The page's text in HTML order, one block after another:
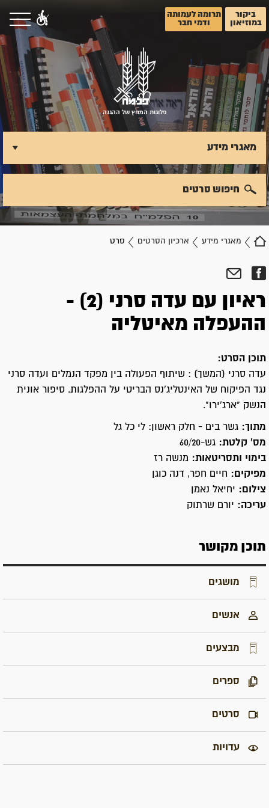
ביקור
במוזיאון
תרומה לעמותה
ודמי חבר
פלוגות המחץ של ההגנה
מאגרי מידע ארכיון הסרטים סרט
מאגרי מידע
חיפוש סרטים
ראיון עם עדה סרני (2) -
ההעפלה מאיטליה
תוכן הסרט:
עדה סרני (המשך) : שיתוף הפעולה בין מפקד הנמלים ועדה סרני
נגד הפיקוח של האינטליג'נס הבריטי על ההפלגות. סיפור אונית
הנשק "ארג'ירו".
מתוך: גשר בים - חלק ראשון: לי כל גל
מס' קלטת: גש-60/20
בימוי ותסריטאות: מנשה רז
מפיקים: חיים חפר, דנה כוגן
צילום: יחיאל נאמן
עריכה: יורם שרתוק
תוכן מקושר
מושגים
אנשים
מבצעים
ספרים
סרטים
עדויות